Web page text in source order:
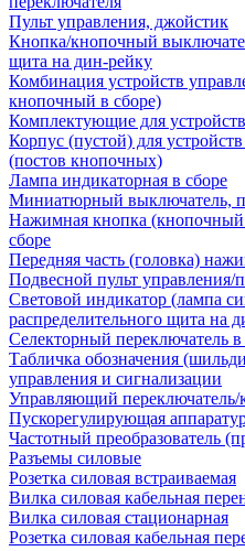
Пульт управления, джойстик
Кнопка/кнопочный
щита на дин-рейку
Комбинация устройств
кнопочный в сборе)
Комплектующие для
Корпус (пустой) для
(постов кнопочных)
Лампа индикаторная в сборе
Миниатюрный выключатель,
Нажимная кнопка (кнопочный
сборе
Передняя часть (головка)
Подвесной пульт управления/
Световой индикатор (лампа
распределительного щита на
Селекторный переключатель в
Табличка обозначения
управления и сигнализации
Управляющий переключатель/
Пускорегулирующая
Частотный преобразователь
Разъемы силовые
Розетка силовая встраиваемая
Вилка силовая кабельная
Вилка силовая стационарная
Розетка силовая кабельная